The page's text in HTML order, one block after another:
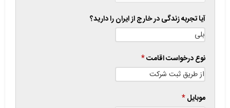
آیا تجربه زندگی در خارج از ایران را دارید؟
نوع درخواست اقامت*
موبایل*